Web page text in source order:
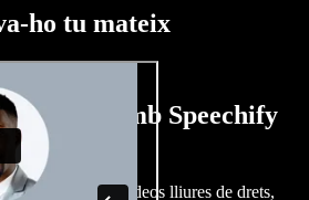
ho tu mateix
pots fer amb Speechify
imatges, àudio, vídeos lliures de drets,